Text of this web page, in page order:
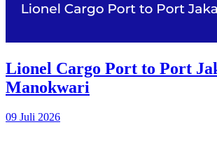
Lionel Cargo Port to Port
Manokwari
09 Juli 2026